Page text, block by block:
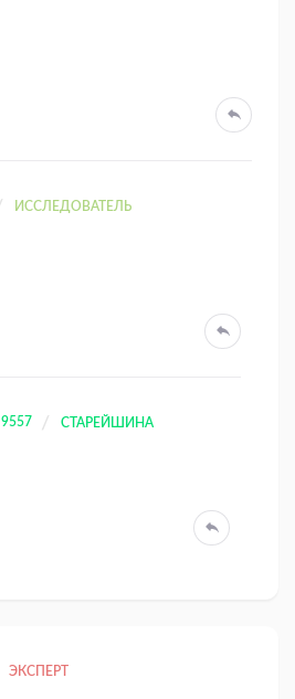
ИССЛЕДОВАТЕЛЬ
9557 СТАРЕЙШИНА
ЭКСПЕРТ